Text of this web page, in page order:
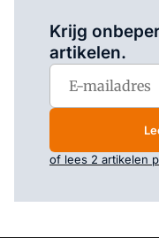
Krijg
artikelen.
of lees 2 artikelen